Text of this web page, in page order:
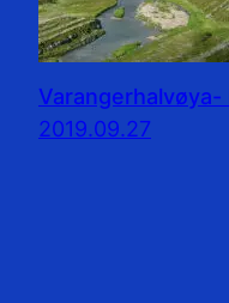
2019.09.27